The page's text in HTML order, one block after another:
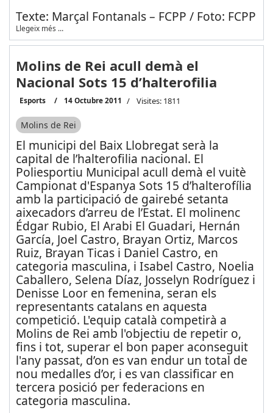
Texte: Marçal Fontanals – FCPP / Foto: FCPP
Llegeix més …
Molins de Rei acull demà el
Nacional Sots 15 d’halterofilia
Esports 14 Octubre 2011 Visites: 1811
Molins de Rei
El municipi del Baix Llobregat serà la
capital de l’halterofilia nacional. El
Poliesportiu Municipal acull demà el vuitè
Campionat d'Espanya Sots 15 d’halterofília
amb la participació de gairebé setanta
aixecadors d’arreu de l’Estat. El molinenc
Édgar Rubio, El Arabi El Guadari, Hernán
García, Joel Castro, Brayan Ortiz, Marcos
Ruiz, Brayan Ticas i Daniel Castro, en
categoria masculina, i Isabel Castro, Noelia
Caballero, Selena Díaz, Josselyn Rodríguez i
Denisse Loor en femenina, seran els
representants catalans en aquesta
competició. L'equip català competirà a
Molins de Rei amb l'objectiu de repetir o,
fins i tot, superar el bon paper aconseguit
l'any passat, d’on es van endur un total de
nou medalles d’or, i es van classificar en
tercera posició per federacions en
categoria masculina.